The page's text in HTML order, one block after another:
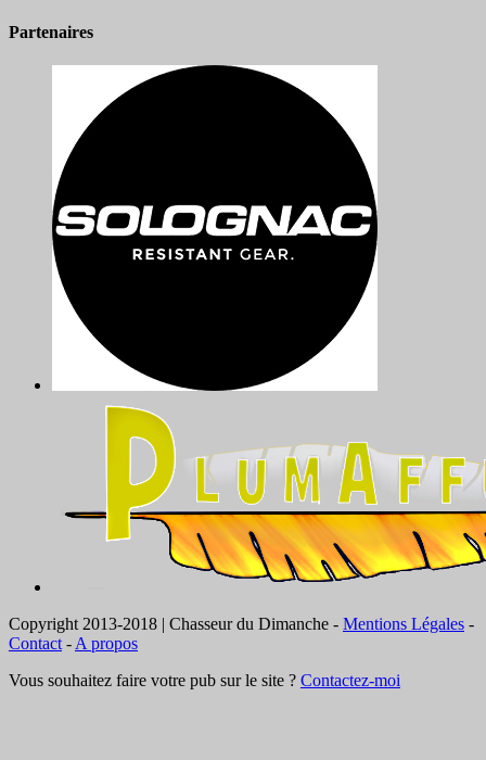
Partenaires
Copyright 2013-2018 | Chasseur du Dimanche - Mentions Légales -
Contact-A propos
Vous souhaitez faire votre pub sur le site ? Contactez-moi